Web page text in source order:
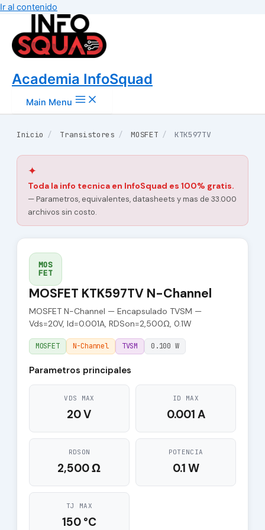
Ir al contenido
Academia InfoSquad
Main Menu
Inicio / Transistores / MOSFET / KTK597TV
✦
Toda la info tecnica en InfoSquad es 100% gratis.
— Parametros, equivalentes, datasheets y mas de 33.000
archivos sin costo.
MOS
FET
MOSFET KTK597TV N-Channel
MOSFET N-Channel — Encapsulado TVSM —
Vds=20V, Id=0.001A, RDSon=2,500Ω, 0.1W
MOSFET N-Channel TVSM 0.100 W
Parametros principales
VDS MAX
20 V
ID MAX
0.001 A
RDSON
2,500 Ω
POTENCIA
0.1 W
TJ MAX
150 °C